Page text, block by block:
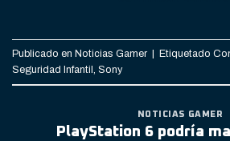
Publicado en Noticias Gamer | Etiquetado
Seguridad Infantil, Sony
NOTICIAS GAMER
PlayStation 6 podría